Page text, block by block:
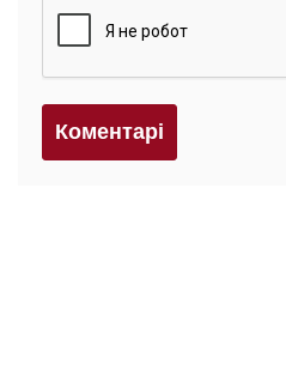
Коментарi